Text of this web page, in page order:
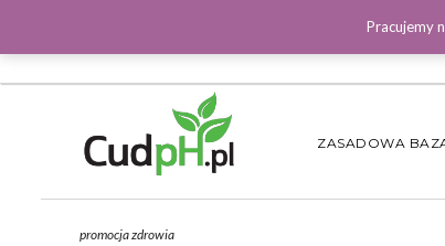
ZASADOWA
promocja zdrowia
Pracujemy